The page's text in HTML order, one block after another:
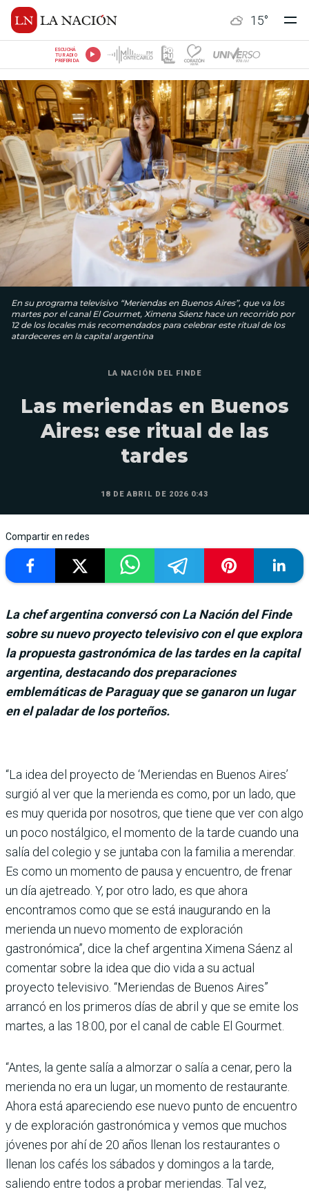
15°
ESCUCHÁ
TU RADIO
PREFERIDA
En su programa televisivo “Meriendas en Buenos Aires”, que va los
martes por el canal El Gourmet, Ximena Sáenz hace un recorrido por
12 de los locales más recomendados para celebrar este ritual de los
atardeceres en la capital argentina
LA NACIÓN DEL FINDE
Las meriendas en Buenos
Aires: ese ritual de las
tardes
18 DE ABRIL DE 2026 0:43
Compartir en redes
La chef argentina conversó con La Nación del Finde
sobre su nuevo proyecto televisivo con el que explora
la propuesta gastronómica de las tardes en la capital
argentina, destacando dos preparaciones
emblemáticas de Paraguay que se ganaron un lugar
en el paladar de los porteños.
“La idea del proyecto de ‘Meriendas en Buenos Aires’
surgió al ver que la merienda es como, por un lado, que
es muy querida por nosotros, que tiene que ver con algo
un poco nostálgico, el momento de la tarde cuando una
salía del colegio y se jun­taba con la familia a merendar.
Es como un momento de pausa y encuentro, de frenar
un día ajetreado. Y, por otro lado, es que ahora
encontramos como que se está inaugurando en la
merienda un nuevo momento de exploración
gastronómica”, dice la chef argentina Ximena Sáenz al
comentar sobre la idea que dio vida a su actual
proyecto televisivo. “Merien­das de Buenos Aires”
arrancó en los primeros días de abril y que se emite los
martes, a las 18:00, por el canal de cable El Gourmet.
“Antes, la gente salía a almor­zar o salía a cenar, pero la
merienda no era un lugar, un momento de restaurante.
Ahora está apareciendo ese nuevo punto de encuentro
y de exploración gastronómica y vemos que muchos
jóvenes por ahí de 20 años llenan los res­taurantes o
llenan los cafés los sábados y domingos a la tarde,
saliendo entre todos a probar meriendas. Tal vez,